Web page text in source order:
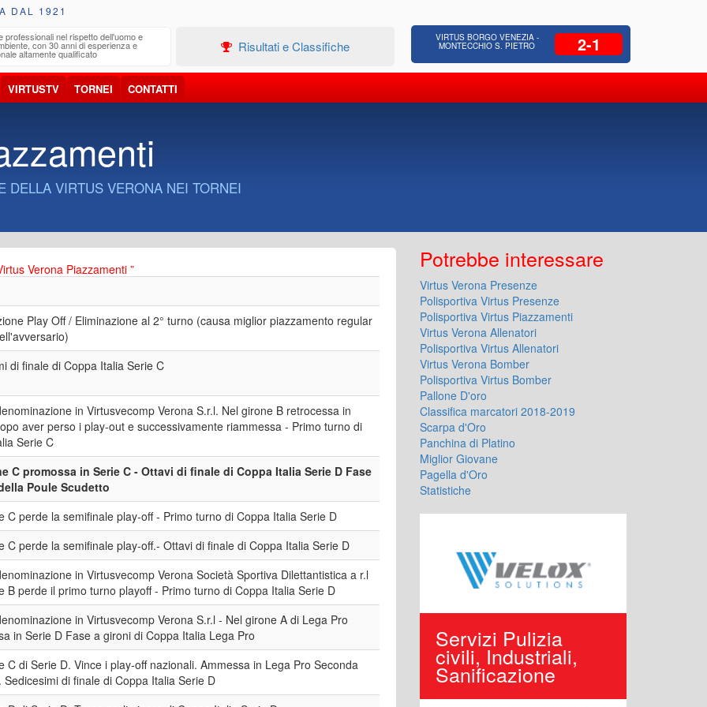
DAL 1921
professionali nel rispetto dell'uomo e
con 30 anni di esperienza e
altamente qualificato
Edilizia Residenziale, Opere pubbliche,
Progettazione Strade, Opere idrauliche, Bonifica
Risultati e Classifiche
VIRTUS BORGO VENEZIA -
MONTECCHIO S. PIETRO 2-1
VIRTUSTV TORNEI CONTATTI
DELLA VIRTUS VERONA NEI TORNEI
Verona Piazzamenti ”
Play Off / Eliminazione al 2° turno (causa miglior piazzamento regular
di finale di Coppa Italia Serie C
in Virtusvecomp Verona S.r.l. Nel girone B retrocessa in
aver perso i play-out e successivamente riammessa - Primo turno di
Serie C
C promossa in Serie C - Ottavi di finale di Coppa Italia Serie D Fase
Poule Scudetto
C perde la semifinale play-off - Primo turno di Coppa Italia Serie D
C perde la semifinale play-off.- Ottavi di finale di Coppa Italia Serie D
in Virtusvecomp Verona Società Sportiva Dilettantistica a r.l
B perde il primo turno playoff - Primo turno di Coppa Italia Serie D
in Virtusvecomp Verona S.r.l - Nel girone A di Lega Pro
in Serie D Fase a gironi di Coppa Italia Lega Pro
C di Serie D. Vince i play-off nazionali. Ammessa in Lega Pro Seconda
Sedicesimi di finale di Coppa Italia Serie D
Potrebbe interessare
Virtus Verona Presenze
Polisportiva Virtus Presenze
Polisportiva Virtus Piazzamenti
Virtus Verona Allenatori
Polisportiva Virtus Allenatori
Virtus Verona Bomber
Polisportiva Virtus Bomber
Pallone D'oro
Classifica marcatori 2018-2019
Scarpa d'Oro
Panchina di Platino
Miglior Giovane
Pagella d'Oro
Statistiche
Raccolta, trasporto,
smaltimento, riciclo
rifiuti
Servizi Pulizia
civili, Industriali,
Sanificazione